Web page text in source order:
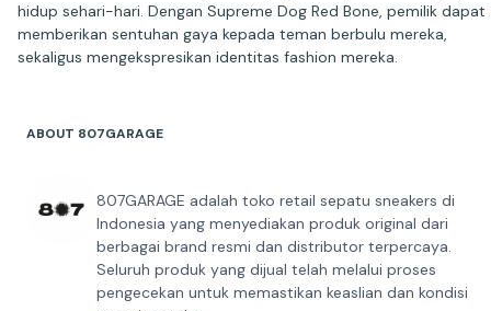
hidup sehari-hari. Dengan Supreme Dog Red Bone, pemilik dapat
memberikan sentuhan gaya kepada teman berbulu mereka,
sekaligus mengekspresikan identitas fashion mereka.
ABOUT 807GARAGE
807GARAGE adalah toko retail sepatu sneakers di
Indonesia yang menyediakan produk original dari
berbagai brand resmi dan distributor terpercaya.
Seluruh produk yang dijual telah melalui proses
pengecekan untuk memastikan keaslian dan kondisi